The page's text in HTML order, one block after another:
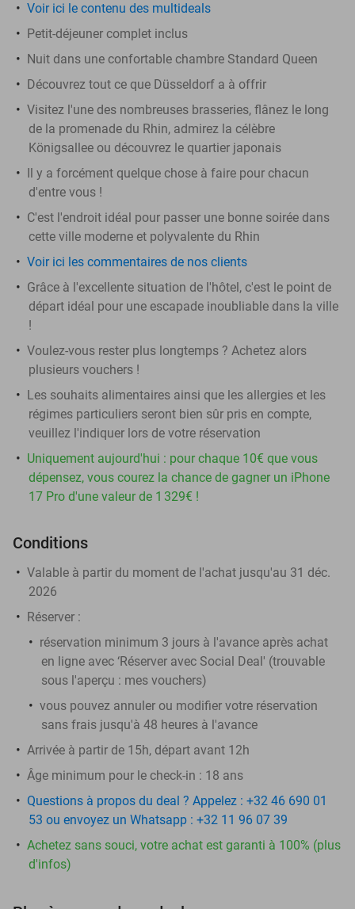
Voir ici le contenu des multideals
Petit-déjeuner complet inclus
Nuit dans une confortable chambre Standard Queen
Découvrez tout ce que Düsseldorf a à offrir
Visitez l'une des nombreuses brasseries, flânez le long
de la promenade du Rhin, admirez la célèbre
Königsallee ou découvrez le quartier japonais
Il y a forcément quelque chose à faire pour chacun
d'entre vous !
C'est l'endroit idéal pour passer une bonne soirée dans
cette ville moderne et polyvalente du Rhin
Voir ici les commentaires de nos clients
Grâce à l'excellente situation de l'hôtel, c'est le point de
départ idéal pour une escapade inoubliable dans la ville
!
Voulez-vous rester plus longtemps ? Achetez alors
plusieurs vouchers !
Les souhaits alimentaires ainsi que les allergies et les
régimes particuliers seront bien sûr pris en compte,
veuillez l'indiquer lors de votre réservation
Uniquement aujourd'hui : pour chaque 10€ que vous
dépensez, vous courez la chance de gagner un iPhone
17 Pro d'une valeur de 1 329€ !
Conditions
Valable à partir du moment de l'achat jusqu'au 31 déc.
2026
Réserver :
réservation minimum 3 jours à l'avance après achat
en ligne avec ‘Réserver avec Social Deal' (trouvable
sous l'aperçu : mes vouchers)
vous pouvez annuler ou modifier votre réservation
sans frais jusqu'à 48 heures à l'avance
Arrivée à partir de 15h, départ avant 12h
Âge minimum pour le check-in : 18 ans
Questions à propos du deal ? Appelez : +32 46 690 01
53 ou envoyez un Whatsapp : +32 11 96 07 39
Achetez sans souci, votre achat est garanti à 100% (plus
d'infos)